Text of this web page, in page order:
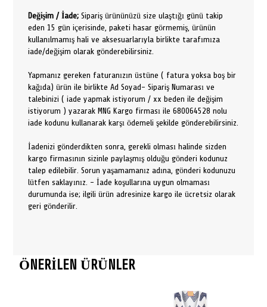
Değişim / İade;Sipariş ürününüzü size ulaştığı günü takip
eden 15 gün içerisinde, paketi hasar görmemiş, ürünün
kullanılmamış hali ve aksesuarlarıyla birlikte tarafımıza
iade/değişim olarak gönderebilirsiniz.
Yapmanız gereken faturanızın üstüne ( fatura yoksa boş bir
kağıda) ürün ile birlikte Ad Soyad- Sipariş Numarası ve
talebinizi ( iade yapmak istiyorum / xx beden ile değişim
istiyorum ) yazarak MNG Kargo firması ile 680064528 nolu
iade kodunu kullanarak karşı ödemeli şekilde gönderebilirsiniz.
İadenizi gönderdikten sonra, gerekli olması halinde sizden
kargo firmasının sizinle paylaşmış olduğu gönderi kodunuz
talep edilebilir. Sorun yaşamamanız adına, gönderi kodunuzu
lütfen saklayınız. - İade koşullarına uygun olmaması
durumunda ise; ilgili ürün adresinize kargo ile ücretsiz olarak
geri gönderilir.
ÖNERİLEN ÜRÜNLER